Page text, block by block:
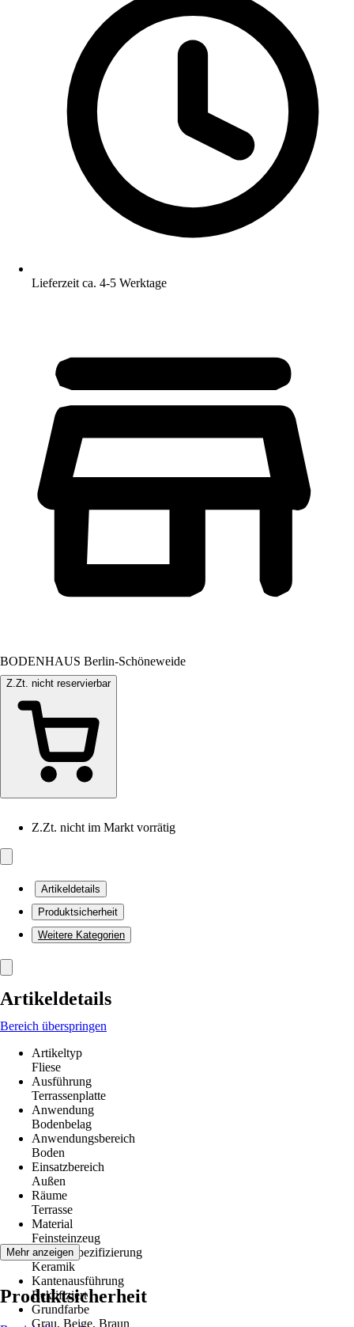
Lieferzeit ca. 4-5 Werktage
BODENHAUS Berlin-Schöneweide
Z.Zt. nicht reservierbar
Z.Zt. nicht im Markt vorrätig
Artikeldetails
Produktsicherheit
Weitere Kategorien
Artikeldetails
Bereich überspringen
Artikeltyp
Fliese
Ausführung
Terrassenplatte
Anwendung
Bodenbelag
Anwendungsbereich
Boden
Einsatzbereich
Außen
Räume
Terrasse
Material
Feinsteinzeug
Materialspezifizierung
Keramik
Kantenausführung
Rektifiziert
Grundfarbe
Grau, Beige, Braun
Mehr anzeigen
Produktsicherheit